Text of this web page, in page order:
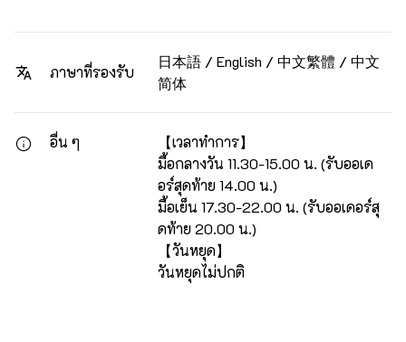
ภาษาที่รองรับ
日本語 / English / 中文繁體 / 中文
简体
อื่น ๆ
【เวลาทำการ】
มื้อกลางวัน 11.30-15.00 น. (รับออเด
อร์สุดท้าย 14.00 น.)
มื้อเย็น 17.30-22.00 น. (รับออเดอร์สุ
ดท้าย 20.00 น.)
【วันหยุด】
วันหยุดไม่ปกติ